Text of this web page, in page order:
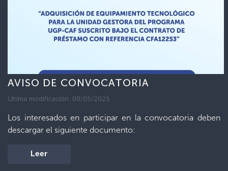
AVISO DE CONVOCATORIA
Última modificación: 09/05/2025
Los interesados en participar en la convocatoria deben
descargar el siguiente documento:
Leer